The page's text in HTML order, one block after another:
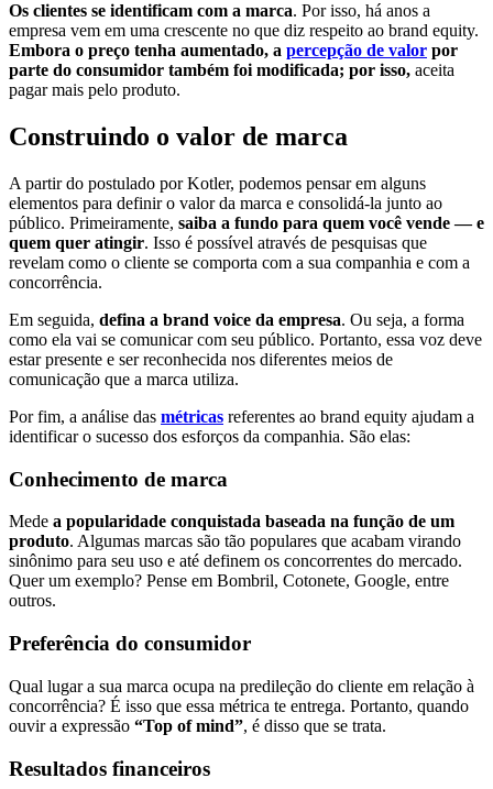
Os clientes se identificam com a marca. Por isso, há anos a
empresa vem em uma crescente no que diz respeito ao brand equity.
Embora o preço tenha aumentado, a percepção de valor por
parte do consumidor também foi modificada; por isso, aceita
pagar mais pelo produto.
Construindo o valor de marca
A partir do postulado por Kotler, podemos pensar em alguns
elementos para definir o valor da marca e consolidá-la junto ao
público. Primeiramente, saiba a fundo para quem você vende — e
quem quer atingir. Isso é possível através de pesquisas que
revelam como o cliente se comporta com a sua companhia e com a
concorrência.
Em seguida, defina a brand voice da empresa. Ou seja, a forma
como ela vai se comunicar com seu público. Portanto, essa voz deve
estar presente e ser reconhecida nos diferentes meios de
comunicação que a marca utiliza.
Por fim, a análise das métricas referentes ao brand equity ajudam a
identificar o sucesso dos esforços da companhia. São elas:
Conhecimento de marca
Mede a popularidade conquistada baseada na função de um
produto. Algumas marcas são tão populares que acabam virando
sinônimo para seu uso e até definem os concorrentes do mercado.
Quer um exemplo? Pense em Bombril, Cotonete, Google, entre
outros.
Preferência do consumidor
Qual lugar a sua marca ocupa na predileção do cliente em relação à
concorrência? É isso que essa métrica te entrega. Portanto, quando
ouvir a expressão “Top of mind”, é disso que se trata.
Resultados financeiros